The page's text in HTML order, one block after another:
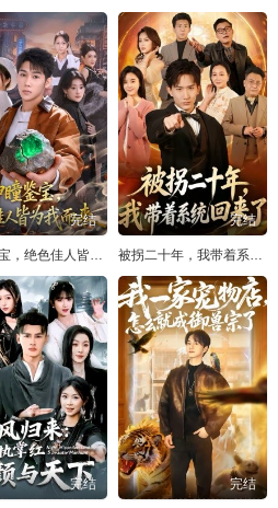
第103集 第104集
第107集 第108集
完结
神瞳鉴宝，绝色佳人皆为我而来
完结
被拐二十年，我带着系统回来了
完结 完结